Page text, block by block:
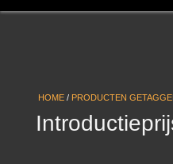
HOME / PRODUCTEN